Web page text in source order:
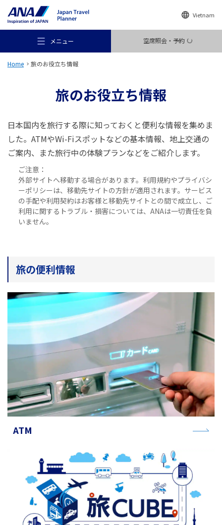
Vietnam
メニュー 空席照会・予約
おすすめの旅
旅のアイデア
行き先
旅のお役立ち情報
閉じる
Home 旅のお役立ち情報
旅のお役立ち情報
日本国内を旅行する際に知っておくと便利な情報を集めま
した。ATMやWi-Fiスポットなどの基本情報、地上交通の
ご案内、また旅行中の体験プランなどをご紹介します。
ご注意：
外部サイトへ移動する場合があります。利用規約やプライバシ
ーポリシーは、移動先サイトの方針が適用されます。サービス
の手配や利用契約はお客様と移動先サイトとの間で成立し、ご
利用に関するトラブル・損害については、ANAは一切責任を負
いません。
旅の便利情報
ATM